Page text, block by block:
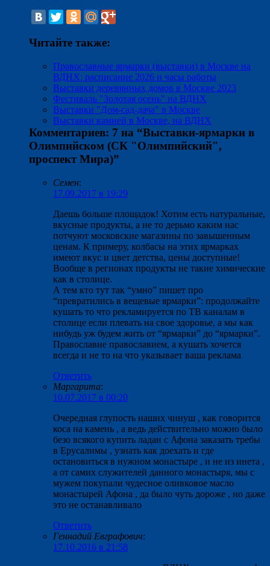
Читайте также:
Православные ярмарки (выставки) в Москве на
ВДНХ: расписание 2026 и часы работы
Выставки деревянных домов в Москве 2023
Фестиваль "Золотая осень" на ВДНХ
Выставки "Дом-сад-дача" в Москве
Выставки камней в Москве, на ВДНХ
Комментариев: 7 на “Выставки-ярмарки в
Олимпийском (СК "Олимпийский",
проспект Мира)”
Семен:
17.09.2017 в 19:29
Даешь больше площадок! Хотим есть натуральные,
вкусные продукты, а не то дерьмо каким нас
потчуют московские магазины по завышенным
ценам. К примеру, колбасы на этих ярмарках
имеют вкус и цвет детства, цены доступные!
Вообще в регионах продукты не такие химические
как в столице.
А тем кто тут так “умно” пишет про
“превратились в вещевые ярмарки”: продолжайте
кушать то что рекламируется по ТВ каналам в
столице если плевать на свое здоровье, а мы как
нибудь уж будем жить от “ярмарки” до “ярмарки”.
Православие православием, а кушать хочется
всегда и не то на что указывает ваша реклама
Ответить
Маргарита:
10.07.2017 в 00:20
Очередная глупость наших чинуш , как говорится
коса на камень , а ведь действительно можно было
безо всякого купить ладан с Афона заказать требы
в Ерусалимы , узнать как доехать и где
остановиться в нужном монастыре , и не из инета ,
а от самих служителей данного монастыря, мы с
мужем покупали чудесное оливковое масло
монастырей Афона , да было чуть дороже , но даже
это не останавливало
Ответить
Геннадий Евграфович:
17.10.2016 в 21:58